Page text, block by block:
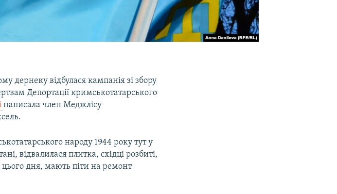
дернеку відбулася кампанія зі збору
Депортації кримськотатарського
написала член Меджлісу
народу 1944 року тут у
відвалилася плитка, східці розбиті,
цього дня, мають піти на ремонт